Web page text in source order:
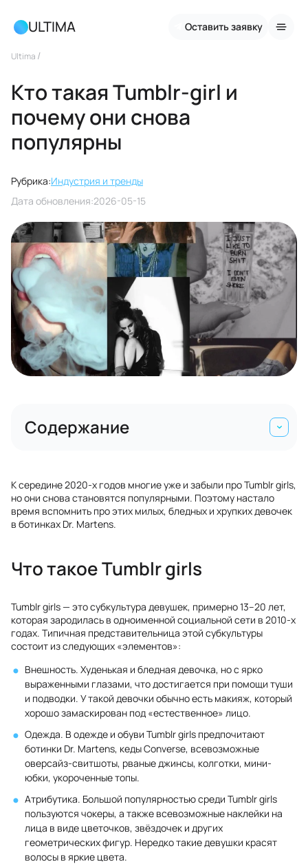
ULTIMA Оставить заявку
Ultima /
Кто такая Tumblr-girl и
почему они снова
популярны
Рубрика:Индустрия и тренды
Дата обновления:2026-05-15
Содержание
К середине 2020-х годов многие уже и забыли про Tumblr girls,
но они снова становятся популярными. Поэтому настало
время вспомнить про этих милых, бледных и хрупких девочек
в ботинках Dr. Martens.
Что такое Tumblr girls
Tumblr girls — это субкультура девушек, примерно 13–20 лет,
которая зародилась в одноименной социальной сети в 2010-х
годах. Типичная представительница этой субкультуры
состоит из следующих «элементов»:
Внешность. Худенькая и бледная девочка, но с ярко
выраженными глазами, что достигается при помощи туши
и подводки. У такой девочки обычно есть макияж, который
хорошо замаскирован под «естественное» лицо.
Одежда. В одежде и обуви Tumblr girls предпочитают
ботинки Dr. Martens, кеды Converse, всевозможные
оверсайз-свитшоты, рваные джинсы, колготки, мини-
юбки, укороченные топы.
Атрибутика. Большой популярностью среди Tumblr girls
пользуются чокеры, а также всевозможные наклейки на
лица в виде цветочков, звёздочек и других
геометрических фигур. Нередко такие девушки красят
волосы в яркие цвета.